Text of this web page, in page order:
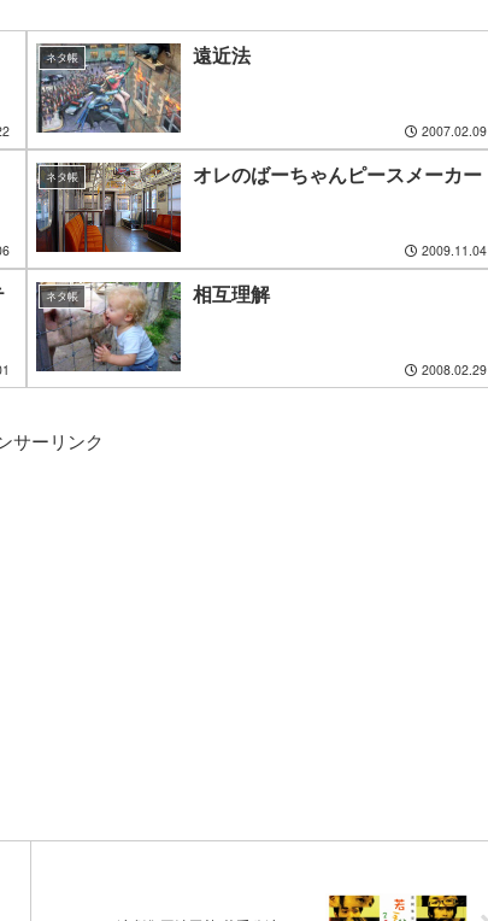
ネタ帳 遠近法
2007.02.09
ネタ帳 オレのばーちゃんピースメーカー
2009.11.04
ネタ帳 相互理解
2008.02.29
サーリンク